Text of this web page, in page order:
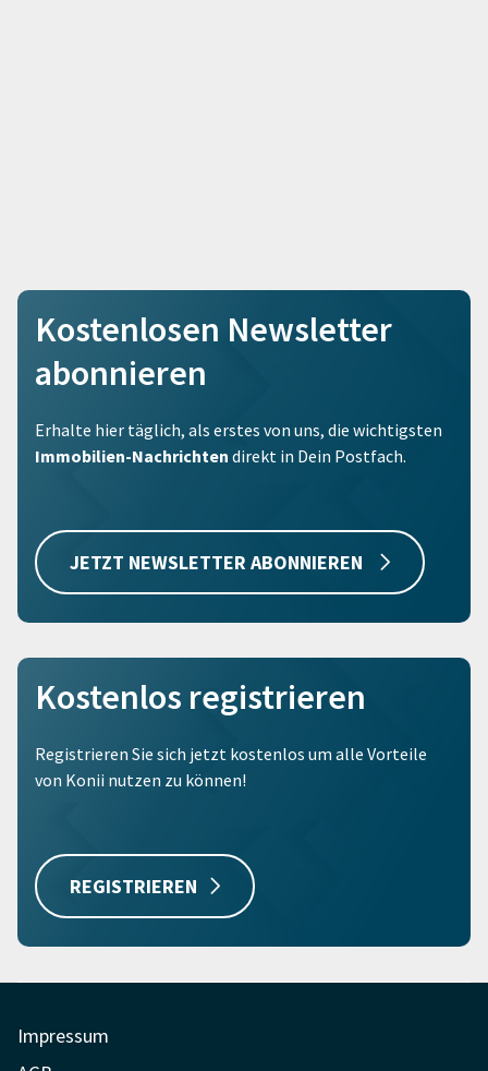
Kostenlosen Newsletter
abonnieren
Erhalte hier täglich, als erstes von uns, die wichtigsten
Immobilien-Nachrichten direkt in Dein Postfach.
JETZT NEWSLETTER ABONNIEREN
Kostenlos registrieren
Registrieren Sie sich jetzt kostenlos um alle Vorteile
von Konii nutzen zu können!
REGISTRIEREN
Impressum